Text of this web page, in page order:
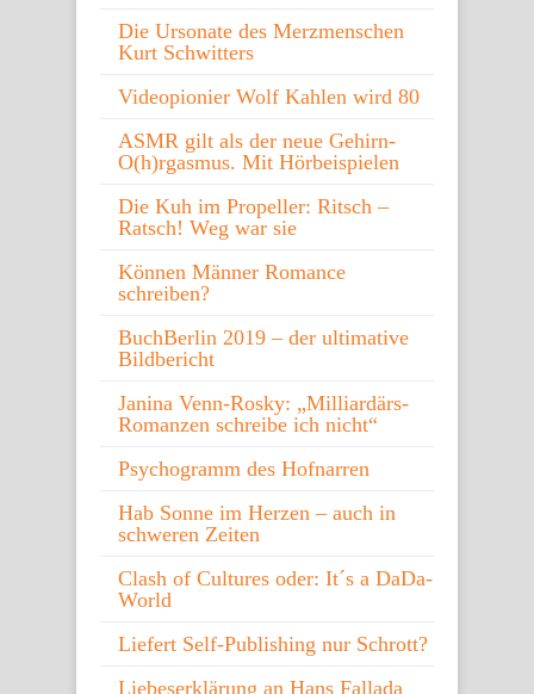
Die Ursonate des Merzmenschen
Kurt Schwitters
Videopionier Wolf Kahlen wird 80
ASMR gilt als der neue Gehirn-
O(h)rgasmus. Mit Hörbeispielen
Die Kuh im Propeller: Ritsch –
Ratsch! Weg war sie
Können Männer Romance
schreiben?
BuchBerlin 2019 – der ultimative
Bildbericht
Janina Venn-Rosky: „Milliardärs-
Romanzen schreibe ich nicht“
Psychogramm des Hofnarren
Hab Sonne im Herzen – auch in
schweren Zeiten
Clash of Cultures oder: It´s a DaDa-
World
Liefert Self-Publishing nur Schrott?
Liebeserklärung an Hans Fallada